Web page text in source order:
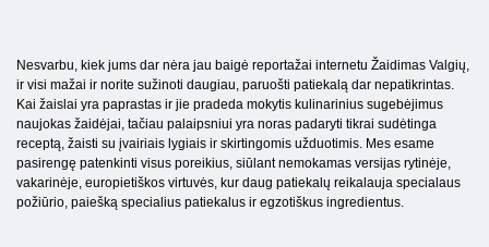
Nesvarbu, kiek jums dar nėra jau baigė reportažai internetu Žaidimas Valgių,
ir visi mažai ir norite sužinoti daugiau, paruošti patiekalą dar nepatikrintas.
Kai žaislai yra paprastas ir jie pradeda mokytis kulinarinius sugebėjimus
naujokas žaidėjai, tačiau palaipsniui yra noras padaryti tikrai sudėtinga
receptą, žaisti su įvairiais lygiais ir skirtingomis užduotimis. Mes esame
pasirengę patenkinti visus poreikius, siūlant nemokamas versijas rytinėje,
vakarinėje, europietiškos virtuvės, kur daug patiekalų reikalauja specialaus
požiūrio, paiešką specialius patiekalus ir egzotiškus ingredientus.